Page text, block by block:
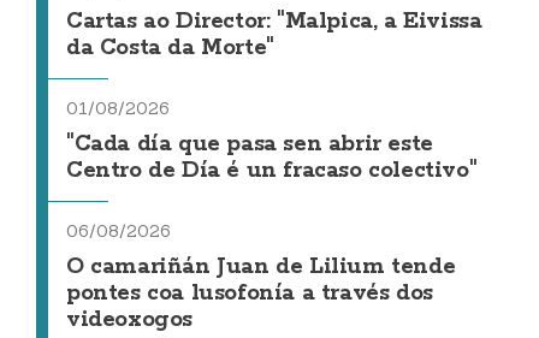
Cartas ao Director: "Malpica, a Eivissa
da Costa da Morte"
01/08/2026
"Cada día que pasa sen abrir este
Centro de Día é un fracaso colectivo"
06/08/2026
O camariñán Juan de Lilium tende
pontes coa lusofonía a través dos
videoxogos